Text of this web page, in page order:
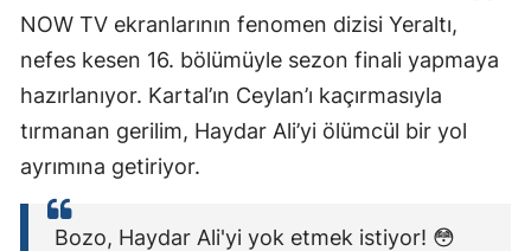
NOW TV ekranlarının fenomen dizisi Yeraltı,
nefes kesen 16. bölümüyle sezon finali yapmaya
hazırlanıyor. Kartal’ın Ceylan’ı kaçırmasıyla
tırmanan gerilim, Haydar Ali’yi ölümcül bir yol
ayrımına getiriyor.
Bozo, Haydar Ali'yi yok etmek istiyor! 😳